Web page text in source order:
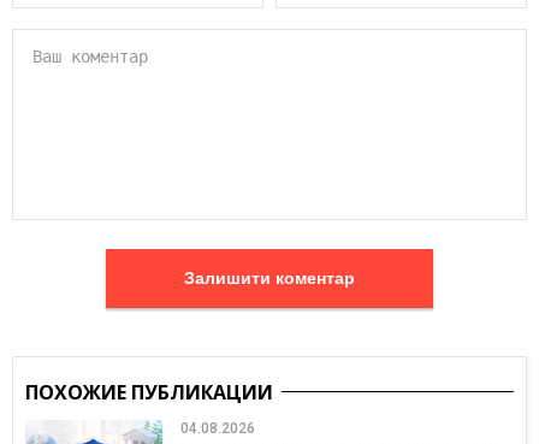
Залишити коментар
ПОХОЖИЕ ПУБЛИКАЦИИ
04.08.2026